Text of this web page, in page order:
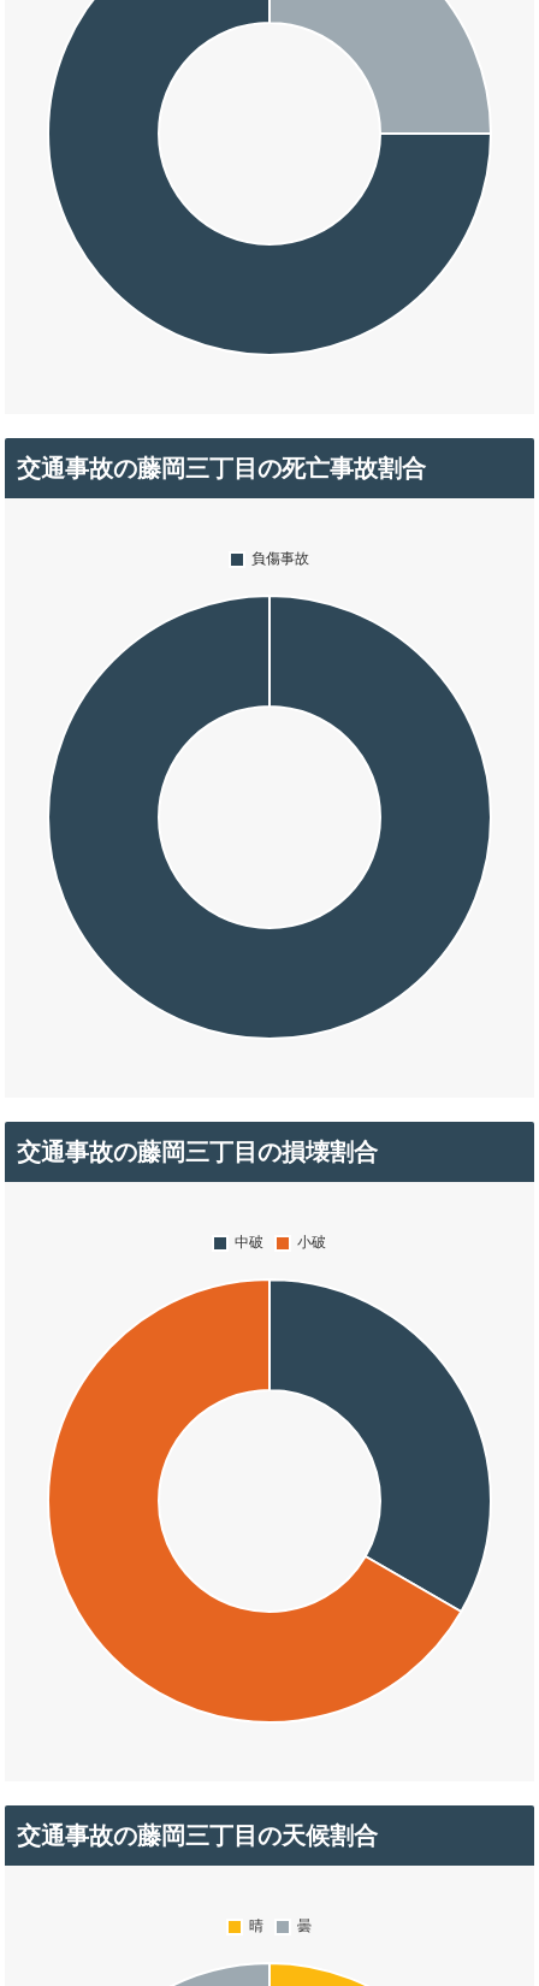
交通事故の藤岡三丁目の死亡事故割合
交通事故の藤岡三丁目の損壊割合
交通事故の藤岡三丁目の天候割合